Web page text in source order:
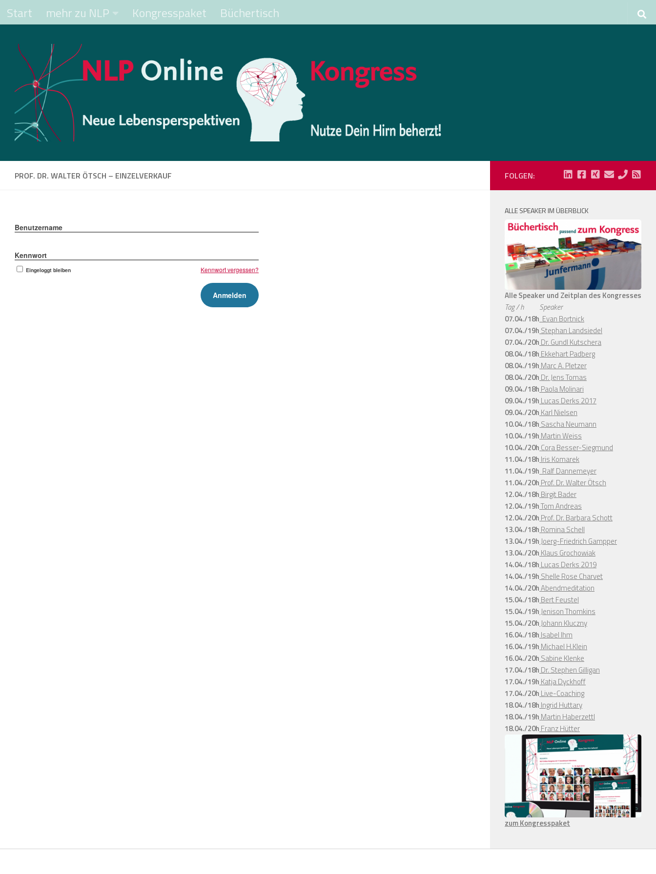
Zum Inhalt springen
Start mehr zu NLP Kongresspaket Büchertisch
PROF. DR. WALTER ÖTSCH – EINZELVERKAUF
Benutzername
Kennwort
Eingeloggt bleiben Kennwort vergessen?
FOLGEN:
ALLE SPEAKER IM ÜBERBLICK
Alle Speaker und Zeitplan des Kongresses
Tag / h
Speaker
07.04./18h Evan Bortnick
07.04./19h Stephan Landsiedel
07.04./20h Dr. Gundl Kutschera
08.04./18h Ekkehart Padberg
08.04./19h Marc A. Pletzer
08.04./20h Dr. Jens Tomas
09.04./18h Paola Molinari
09.04./19h Lucas Derks 2017
09.04./20h Karl Nielsen
10.04./18h Sascha Neumann
10.04./19h Martin Weiss
10.04./20h Cora Besser-Siegmund
11.04./18h Iris Komarek
11.04./19h Ralf Dannemeyer
11.04./20h Prof. Dr. Walter Ötsch
12.04./18h Birgit Bader
12.04./19hTom Andreas
12.04./20h Prof. Dr. Barbara Schott
13.04./18h Romina Schell
13.04./19hJoerg-Friedrich Gampper
13.04./20h Klaus Grochowiak
14.04./18h Lucas Derks 2019
14.04./19h Shelle Rose Charvet
14.04./20hAbendmeditation
15.04./18h Bert Feustel
15.04./19hJenison Thomkins
15.04./20hJohann Kluczny
16.04./18h Isabel Ihm
16.04./19h Michael H.Klein
16.04./20h Sabine Klenke
17.04./18h Dr. Stephen Gilligan
17.04./19h Katja Dyckhoff
17.04./20h Live-Coaching
18.04./18h Ingrid Huttary
18.04./19h Martin Haberzettl
18.04./20h Franz Hütter
zum Kongresspaket